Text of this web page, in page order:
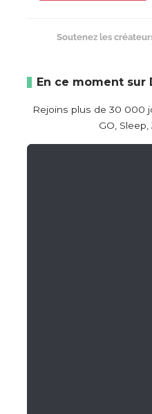
Soutenez les
En ce moment sur
Rejoins plus de 30 000
GO, Sleep,